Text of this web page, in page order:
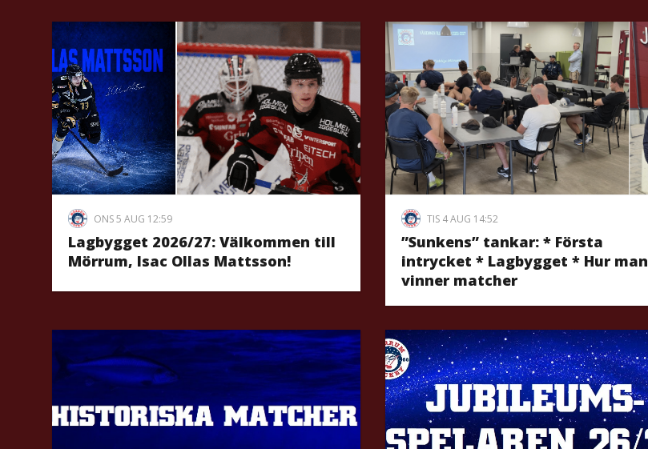
ONS 5 AUG 12:59
Lagbygget 2026/27: Välkommen till
Mörrum, Isac Ollas Mattsson!
TIS 4 AUG 14:52
”Sunkens” tankar: * Första
intrycket * Lagbygget * Hur man
vinner matcher